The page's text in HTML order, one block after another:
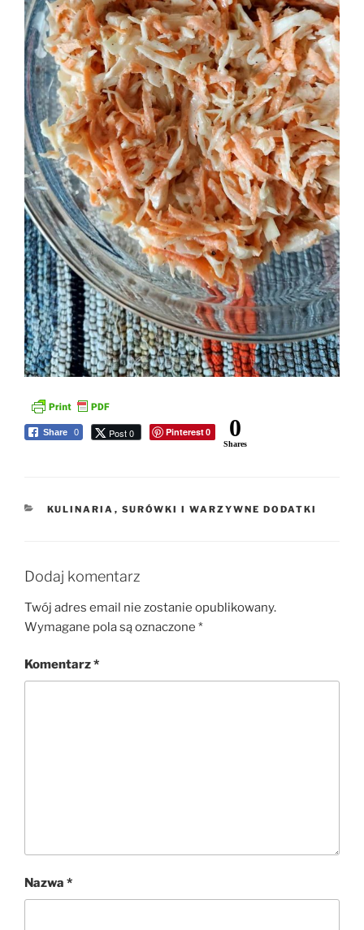
Share 0 Post 0 Pinterest0 0
Shares
KATEGORIE
KULINARIA , SURÓWKI I WARZYWNE DODATKI
Dodaj komentarz
Twój adres email nie zostanie opublikowany.
Wymagane pola są oznaczone *
Komentarz*
Nazwa *